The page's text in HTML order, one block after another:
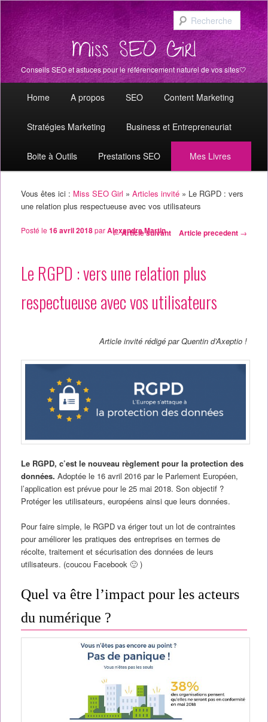
Miss SEO Girl
Conseils SEO et astuces pour le référencement naturel de vos sites🤍
Aller au contenu principal
Aller au contenu secondaire
Home A propos SEO Content Marketing
Stratégies Marketing Business et Entrepreneuriat
Boite à Outils Prestations SEO Mes Livres
Vous êtes ici : Miss SEO Girl » Articles invité» Le RGPD : vers
une relation plus respectueuse avec vos utilisateurs
Navigation des articles
←Article suivant Article precedent →
Le RGPD : vers une relation plus
respectueuse avec vos utilisateurs
Posté le 16 avril 2018parAlexandra Martin
Article invité rédigé par Quentin d’Axeptio !
Le RGPD, c’est le nouveau règlement pour la protection des
données. Adoptée le 16 avril 2016 par le Parlement Européen,
l’application est prévue pour le 25 mai 2018. Son objectif ?
Protéger les utilisateurs, européens ainsi que leurs données.
Pour faire simple, le RGPD va ériger tout un lot de contraintes
pour améliorer les pratiques des entreprises en termes de
récolte, traitement et sécurisation des données de leurs
utilisateurs. (coucou Facebook 🙂 )
Quel va être l’impact pour les acteurs
du numérique ?